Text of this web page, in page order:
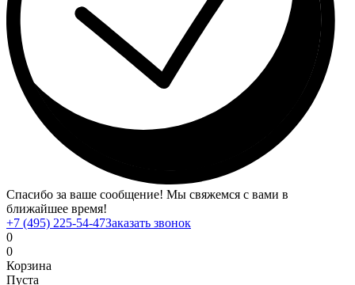
Спасибо за ваше сообщение! Мы свяжемся с вами в
ближайшее время!
+7 (495) 225-54-47Заказать звонок
0
0
Корзина
Пуста